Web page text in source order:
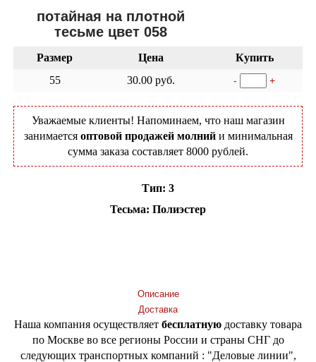
потайная на плотной
тесьме цвет 058
Размер Цена
Купить
55
30.00 руб. - +
Уважаемые клиенты! Напоминаем, что наш магазин
занимается оптовой продажей молнийи минимальная
сумма заказа составляет 8000 рублей.
Тип: 3
Тесьма: Полиэстер
Описание
Доставка
Наша компания осуществляет бесплатную доставку товара
по Москве во все регионы России и страны СНГ до
следующих транспортных компаний : "Деловые линии",